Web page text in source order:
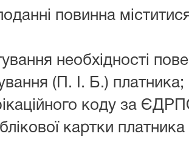
повинна
необхідності
(П. І. Б.) платника;
коду за
картки